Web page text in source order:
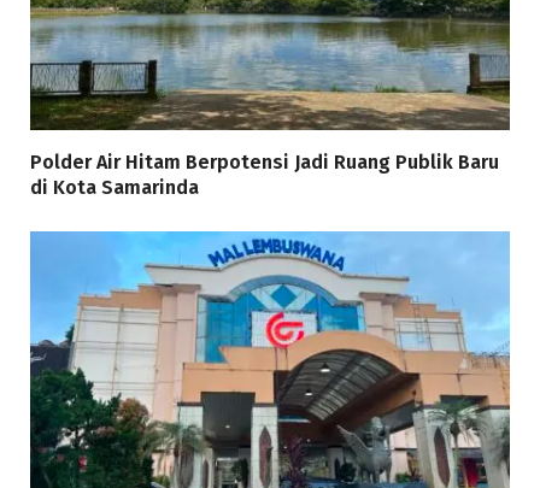
Polder Air Hitam Berpotensi Jadi Ruang Publik Baru
di Kota Samarinda